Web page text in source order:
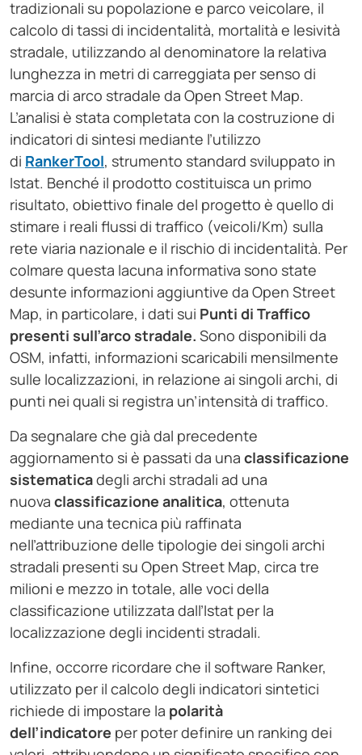
tradizionali su popolazione e parco veicolare, il
calcolo di tassi di incidentalità, mortalità e lesività
stradale, utilizzando al denominatore la relativa
lunghezza in metri di carreggiata per senso di
marcia di arco stradale da Open Street Map.
L’analisi è stata completata con la costruzione di
indicatori di sintesi mediante l’utilizzo
di RankerTool, strumento standard sviluppato in
Istat. Benché il prodotto costituisca un primo
risultato, obiettivo finale del progetto è quello di
stimare i reali flussi di traffico (veicoli/Km) sulla
rete viaria nazionale e il rischio di incidentalità. Per
colmare questa lacuna informativa sono state
desunte informazioni aggiuntive da Open Street
Map, in particolare, i dati sui Punti di Traffico
presenti sull’arco stradale. Sono disponibili da
OSM, infatti, informazioni scaricabili mensilmente
sulle localizzazioni, in relazione ai singoli archi, di
punti nei quali si registra un’intensità di traffico.
Da segnalare che già dal precedente
aggiornamento si è passati da una classificazione
sistematicadegli archi stradali ad una
nuova classificazione analitica, ottenuta
mediante una tecnica più raffinata
nell’attribuzione delle tipologie dei singoli archi
stradali presenti su Open Street Map, circa tre
milioni e mezzo in totale, alle voci della
classificazione utilizzata dall’Istat per la
localizzazione degli incidenti stradali.
Infine, occorre ricordare che il software Ranker,
utilizzato per il calcolo degli indicatori sintetici
richiede di impostare la polarità
dell’indicatore per poter definire un ranking dei